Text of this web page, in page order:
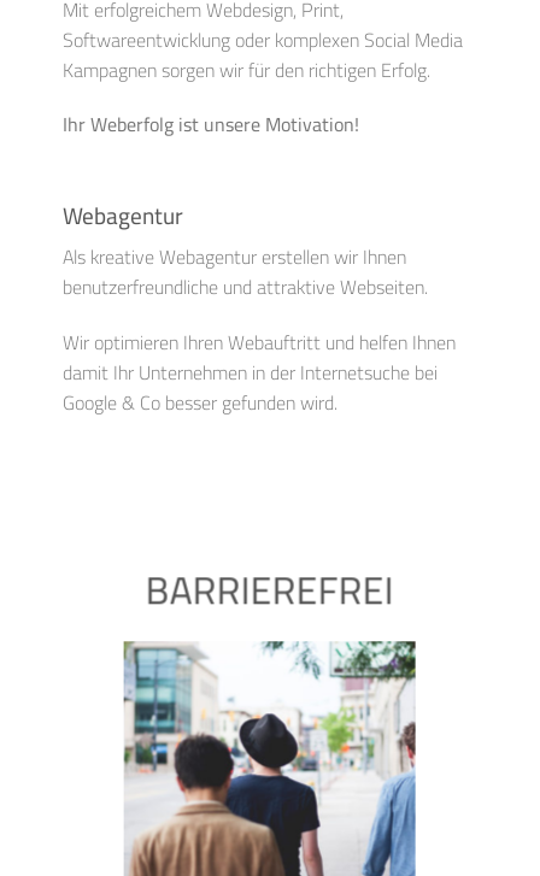
Mit erfolgreichem Webdesign, Print,
Softwareentwicklung oder komplexen Social Media
Kampagnen sorgen wir für den richtigen Erfolg.
Ihr Weberfolg ist unsere Motivation!
Webagentur
Als kreative Webagentur erstellen wir Ihnen
benutzerfreundliche und attraktive Webseiten.
Wir optimieren Ihren Webauftritt und helfen Ihnen
damit Ihr Unternehmen in der Internetsuche bei
Google & Co besser gefunden wird.
BARRIEREFREI